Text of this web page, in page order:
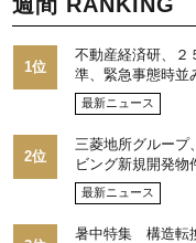
1位
不動産経済研、２
準、緊急事態時並
最新ニュース
2位
三菱地所グループ
ビング新規開発物
最新ニュース
暑中特集 構造転